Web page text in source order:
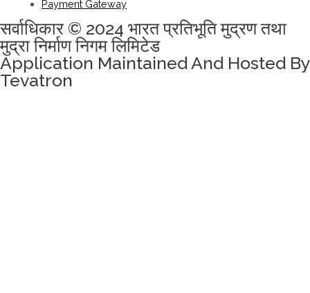
Payment Gateway
सर्वाधिकार © 2024 भारत प्रतिभूति मुद्रण तथा
मुद्रा निर्माण निगम लिमिटेड
Application Maintained And Hosted By
Tevatron